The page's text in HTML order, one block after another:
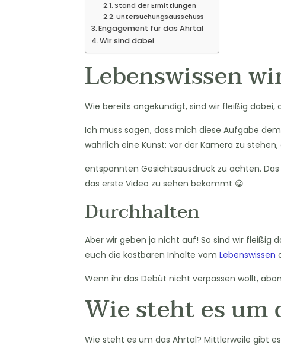
Stand der Ermittlungen
Untersuchungsausschuss
Engagement für das Ahrtal
Wir sind dabei
Lebenswissen
Wie bereits angekündigt, sind wir fleißig dabei,
Ich muss sagen, dass mich diese Aufgabe
wahrlich eine Kunst: vor der Kamera zu
entspannten Gesichtsausdruck zu achten.
das erste Video zu sehen bekommt 😀
Durchhalten
Aber wir geben ja nicht auf! So sind wir fleißig
euch die kostbaren Inhalte vom Lebenswissen
Wenn ihr das Debüt nicht verpassen wollt,
Wie steht es um
Wie steht es um das Ahrtal? Mittlerweile gibt